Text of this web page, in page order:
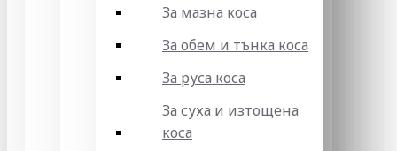
За мазна коса
За обем и тънка коса
За руса коса
За суха и изтощена
коса